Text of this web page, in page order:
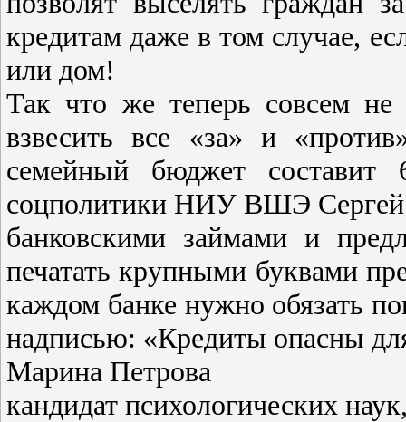
кредитам даже в том случае,
или дом!
Так что же теперь совсем не
взвесить все «за» и
семейный бюджет составит
соцполитики НИУ ВШЭ Сергей
банковскими займами и
печатать крупными буквами
каждом банке нужно обязать
надписью: «Кредиты опасны
Марина Петрова
кандидат психологических